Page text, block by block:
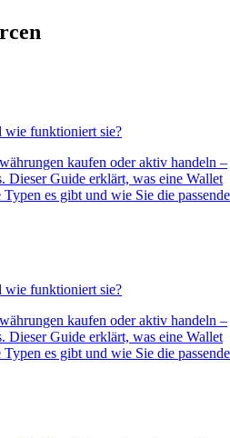
wie funktioniert sie?
kaufen oder aktiv handeln –
Dieser Guide erklärt, was eine Wallet
es gibt und wie Sie die passende
wie funktioniert sie?
kaufen oder aktiv handeln –
Dieser Guide erklärt, was eine Wallet
es gibt und wie Sie die passende